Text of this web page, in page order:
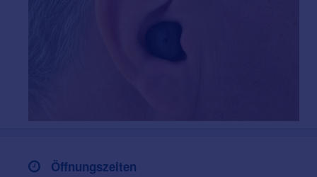
Öffnungszeiten